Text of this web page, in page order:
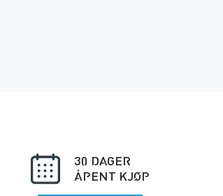
30 DAGER
ÅPENT KJØP